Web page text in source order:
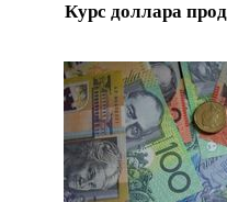
Курс доллара